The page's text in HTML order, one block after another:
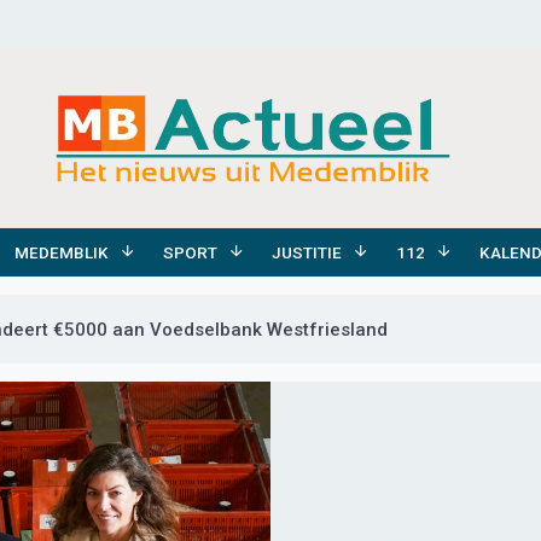
MEDEMBLIK SPORT JUSTITIE 112
€5000 aan Voedselbank Westfriesland